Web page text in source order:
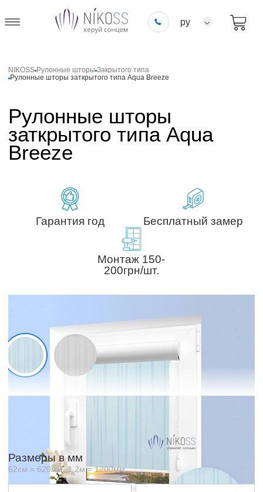
ру
NIKOSS Рулонные шторы Закрытого типа
Рулонные шторы заткрытого типа Aqua Breeze
Рулонные шторы
заткрытого типа Aqua
Breeze
Гарантия год Бесплатный замер
Монтаж 150-
200грн/шт.
Отображаемый цвет зависит от матрицы и настроек вашего
экрана и может незначительно отличаться от оригинала
Размеры в мм
62см = 620мм, 1,2м = 1200мм